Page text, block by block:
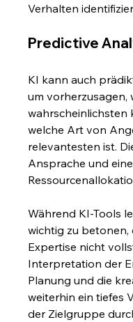
Verhalten
Predictive
KI kann auch
um vorherzusagen,
wahrscheinlichsten
welche Art von
relevantesten ist.
Ansprache und
Während KI-Tools
wichtig zu betonen,
Expertise nicht
Interpretation der
Planung und die
weiterhin ein tiefes
der Zielgruppe